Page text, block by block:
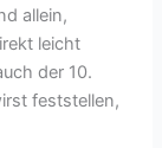
allein,
leicht
der 10.
feststellen,